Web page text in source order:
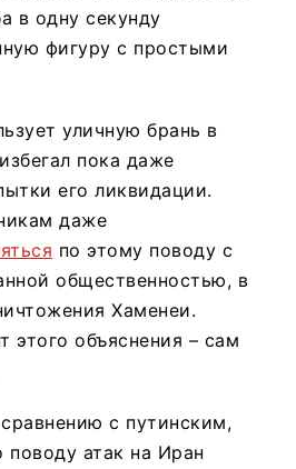
в одну секунду
фигуру с простыми
уличную брань в
пока даже
его ликвидации.
даже
по этому поводу с
общественностью, в
Хаменеи.
этого объяснения – сам
с путинским,
атак на Иран